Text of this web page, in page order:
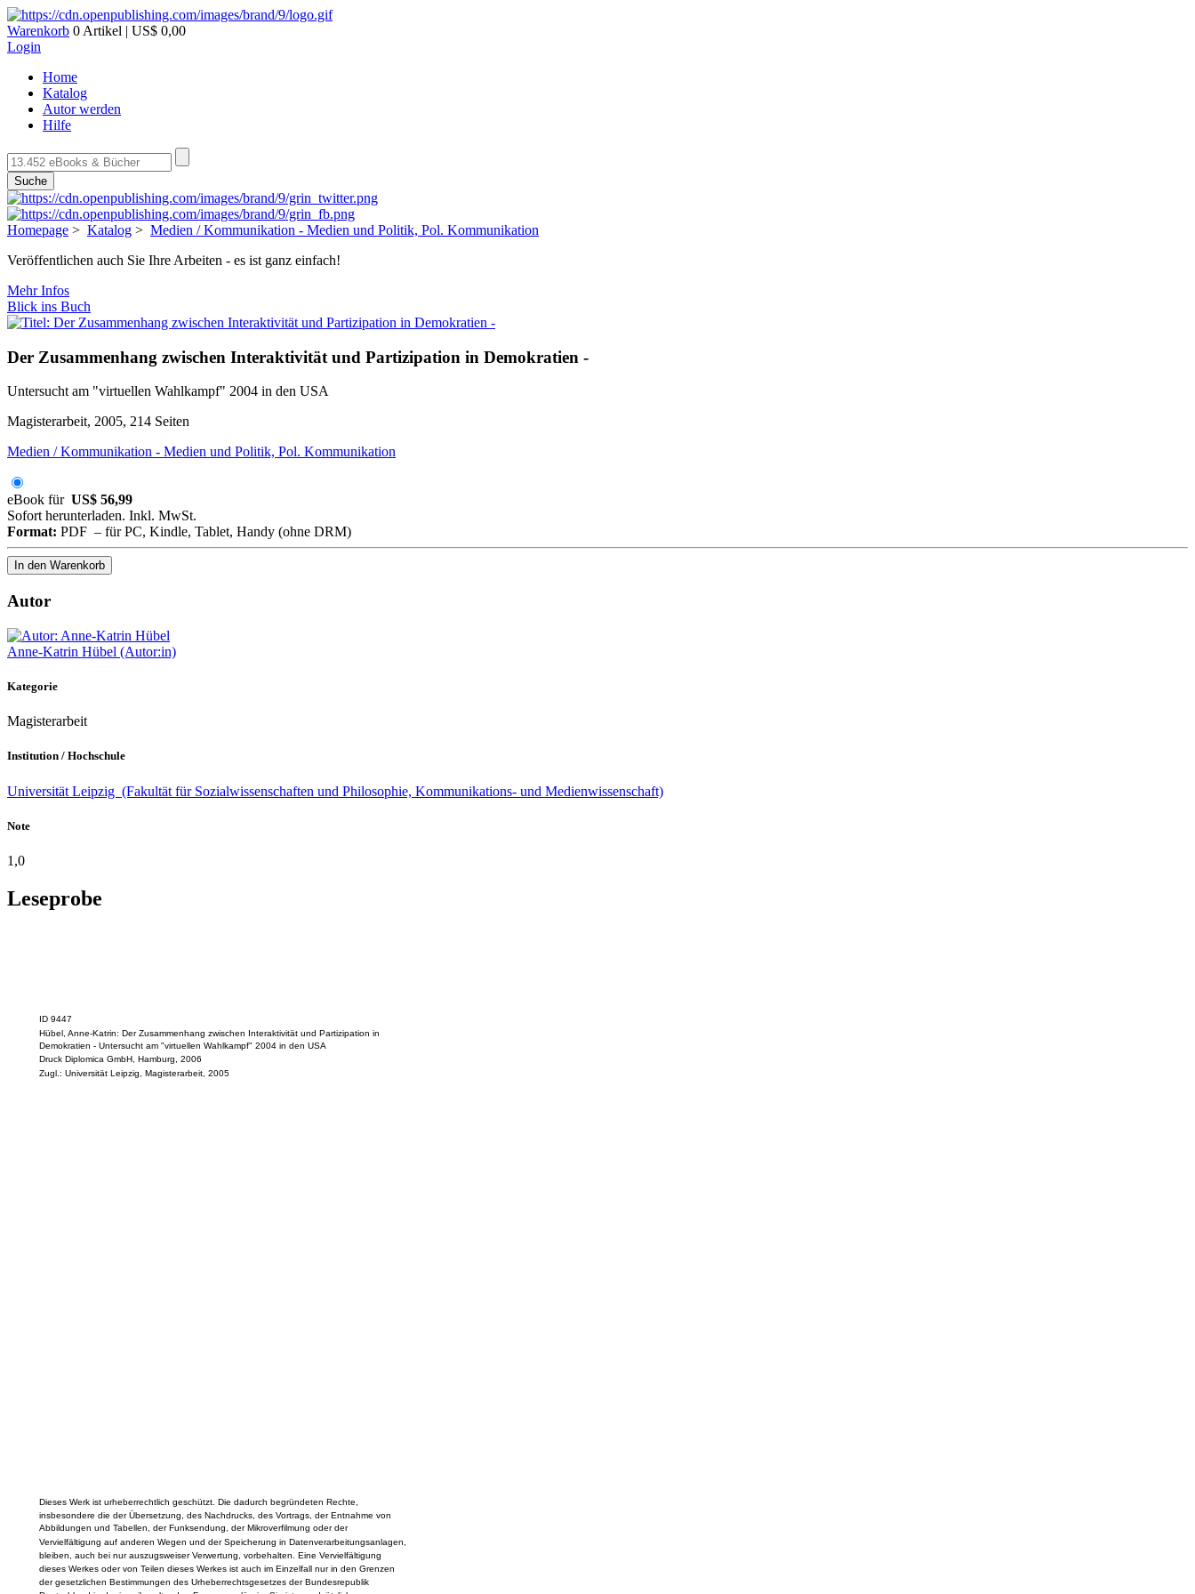
Warenkorb 0 Artikel | US$ 0,00
Login
Home
Katalog
Autor werden
Hilfe
Suche
Homepage > Katalog > Medien / Kommunikation - Medien und Politik, Pol. Kommunikation
Veröffentlichen auch Sie Ihre Arbeiten - es ist ganz einfach!
Mehr Infos
Blick ins Buch
Der Zusammenhang zwischen Interaktivität und Partizipation in Demokratien -
Untersucht am "virtuellen Wahlkampf" 2004 in den USA
Magisterarbeit, 2005, 214 Seiten
Medien / Kommunikation - Medien und Politik, Pol. Kommunikation
eBook für US$ 56,99
Sofort herunterladen. Inkl. MwSt.
Format: PDF – für PC, Kindle, Tablet, Handy (ohne DRM)
In den Warenkorb
Autor
Anne-Katrin Hübel (Autor:in)
Kategorie
Magisterarbeit
Institution / Hochschule
Universität Leipzig (Fakultät für Sozialwissenschaften und Philosophie, Kommunikations- und Medienwissenschaft)
Note
1,0
Leseprobe
ID 9447
Hübel, Anne-Katrin: Der Zusammenhang zwischen Interaktivität und Partizipation in
Demokratien - Untersucht am "virtuellen Wahlkampf" 2004 in den USA
Druck Diplomica GmbH, Hamburg, 2006
Zugl.: Universität Leipzig, Magisterarbeit, 2005
Dieses Werk ist urheberrechtlich geschützt. Die dadurch begründeten Rechte,
insbesondere die der Übersetzung, des Nachdrucks, des Vortrags, der Entnahme von
Abbildungen und Tabellen, der Funksendung, der Mikroverfilmung oder der
Vervielfältigung auf anderen Wegen und der Speicherung in Datenverarbeitungsanlagen,
bleiben, auch bei nur auszugsweiser Verwertung, vorbehalten. Eine Vervielfältigung
dieses Werkes oder von Teilen dieses Werkes ist auch im Einzelfall nur in den Grenzen
der gesetzlichen Bestimmungen des Urheberrechtsgesetzes der Bundesrepublik